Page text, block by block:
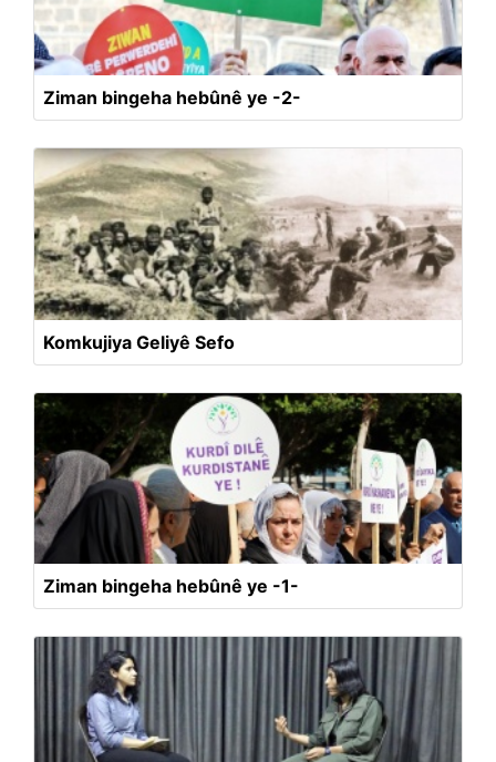
Ziman bingeha hebûnê ye -2-
Komkujiya Geliyê Sefo
Ziman bingeha hebûnê ye -1-